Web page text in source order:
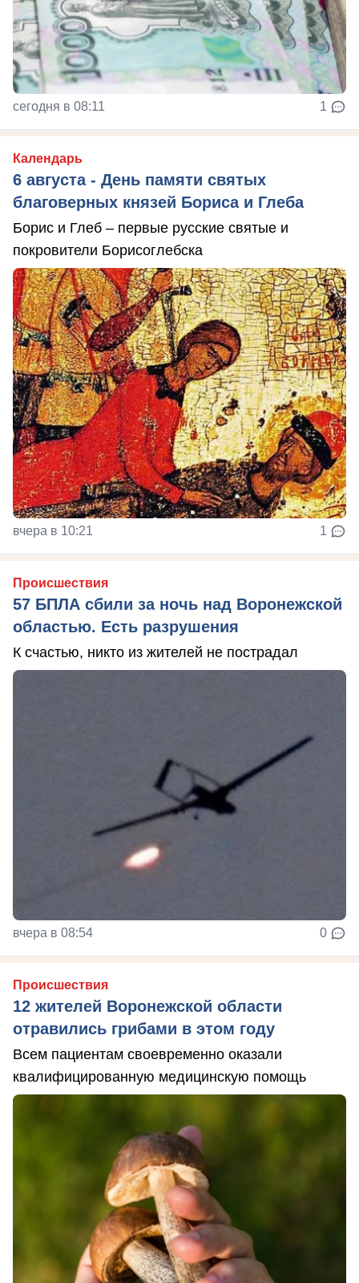
сегодня в 08:11 1
Календарь
6 августа - День памяти святых
благоверных князей Бориса и Глеба
Борис и Глеб – первые русские святые и
покровители Борисоглебска
вчера в 10:21 1
Происшествия
57 БПЛА сбили за ночь над Воронежской
областью. Есть разрушения
К счастью, никто из жителей не пострадал
вчера в 08:54 0
Происшествия
12 жителей Воронежской области
отравились грибами в этом году
Всем пациентам своевременно оказали
квалифицированную медицинскую помощь